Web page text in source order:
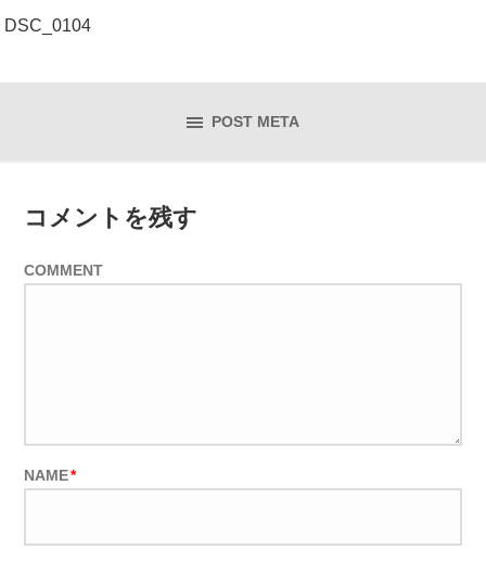
DSC_0104
POST META
コメントを残す
COMMENT
NAME*